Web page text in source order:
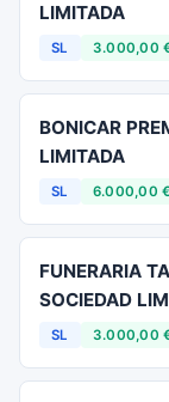
LIMITADA
SL 3.000,00
BONICAR
LIMITADA
SL 6.000,00 €
FUNERARIA
SOCIEDAD
SL 3.000,00